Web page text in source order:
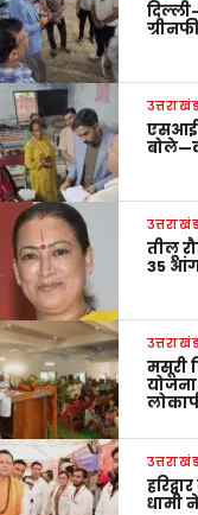
उत्तराखंड
उत्तराखंड
तीलू
35
उत्तराखंड
मसूरी
उत्तराखंड
धामी